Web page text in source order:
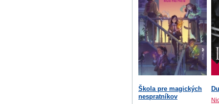
Škola pre magických
nespratníkov